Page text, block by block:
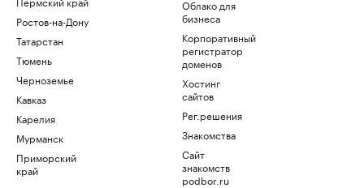
Ростов-на-Дону
Татарстан
Тюмень
Черноземье
Кавказ
Карелия
Мурманск
Приморский
край
Облако для
бизнеса
Корпоративный
регистратор
доменов
Хостинг
сайтов
Рег.решения
Знакомства
Сайт
знакомств
podbor.ru